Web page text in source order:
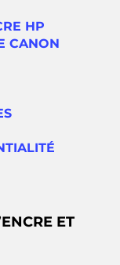
HP
CANON
ET